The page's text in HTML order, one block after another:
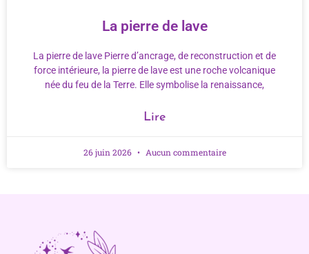
La pierre de lave
La pierre de lave Pierre d’ancrage, de reconstruction et de
force intérieure, la pierre de lave est une roche volcanique
née du feu de la Terre. Elle symbolise la renaissance,
Lire
26 juin 2026 Aucun commentaire